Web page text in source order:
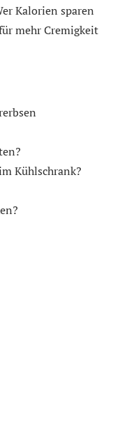
Kalorien sparen
mehr Cremigkeit
Kühlschrank?